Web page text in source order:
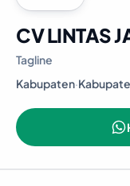
CV LINTAS
Tagline
Kabupaten·